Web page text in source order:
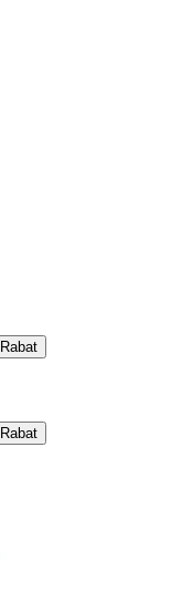
Rabat
Rabat